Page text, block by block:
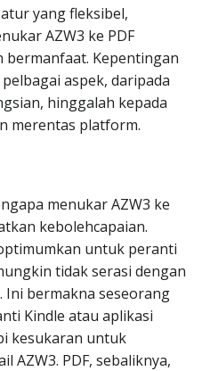
yang fleksibel,
AZW3 ke PDF
bermanfaat. Kepentingan
aspek, daripada
hinggalah kepada
merentas platform.
menukar AZW3 ke
kebolehcapaian.
untuk peranti
tidak serasi dengan
Ini bermakna seseorang
Kindle atau aplikasi
kesukaran untuk
AZW3. PDF, sebaliknya,